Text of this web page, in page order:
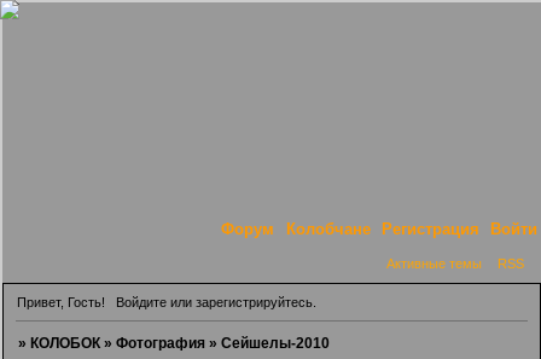
Форум Колобчане Регистрация Войти
Активные темы RSS
Привет, Гость! Войдитеили зарегистрируйтесь.
»КОЛОБОК »Фотография »Сейшелы-2010